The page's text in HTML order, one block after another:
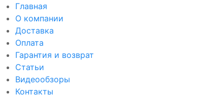
Главная
О компании
Доставка
Оплата
Гарантия и возврат
Статьи
Видеообзоры
Контакты